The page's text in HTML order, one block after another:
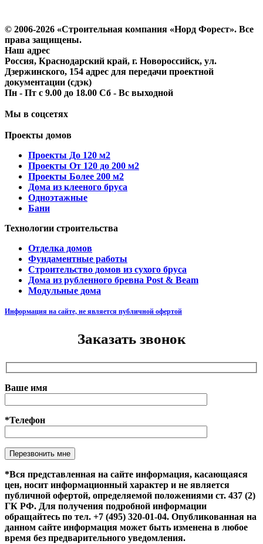
© 2006-2026 «Строительная компания «Норд Форест». Все
права защищены.
Наш адрес
Россия, Краснодарский край, г. Новороссийск, ул.
Дзержинского, 154 адрес для передачи проектной
документации (сдэк)
Пн - Пт с 9.00 до 18.00 Сб - Вс выходной
Мы в соцсетях
Проекты домов
Проекты До 120 м2
Проекты От 120 до 200 м2
Проекты Более 200 м2
Дома из клееного бруса
Одноэтажные
Бани
Технологии строительства
Отделка домов
Фундаментные работы
Строительство домов из сухого бруса
Дома из рубленного бревна Post & Beam
Модульные дома
Информация на сайте, не является публичной офертой
Заказать звонок
Ваше имя
*Телефон
Оставьте это поле пустым.
*Вся представленная на сайте информация, касающаяся
цен, носит информационный характер и не является
публичной офертой, определяемой положениями ст. 437 (2)
ГК РФ. Для получения подробной информации
обращайтесь по тел. +7 (495) 320-01-04. Опубликованная на
данном сайте информация может быть изменена в любое
время без предварительного уведомления.